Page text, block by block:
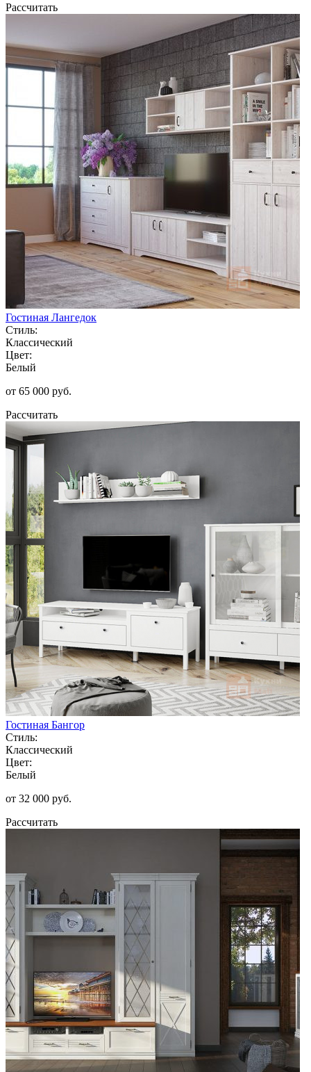
Рассчитать
Гостиная Лангедок
Стиль:
Классический
Цвет:
Белый
от 65 000 руб.
Рассчитать
Гостиная Бангор
Стиль:
Классический
Цвет:
Белый
от 32 000 руб.
Рассчитать